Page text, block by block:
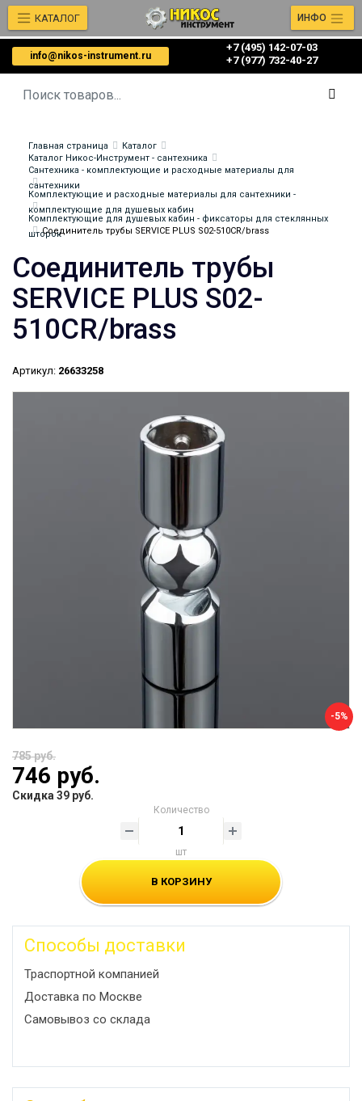
info@nikos-instrument.ru
+7 (495) 142-07-03
‎‎+7 (977) 732-40-27
КАТАЛОГ ИНФО
Главная страница
Каталог
Каталог Никос-Инструмент - сантехника
Сантехника - комплектующие и расходные материалы для
сантехники
Комплектующие и расходные материалы для сантехники -
комплектующие для душевых кабин
Комплектующие для душевых кабин - фиксаторы для стеклянных
шторок
Соединитель трубы SERVICE PLUS S02-510CR/brass
Соединитель трубы
SERVICE PLUS S02-
510CR/brass
Артикул: 26633258
-5%
785 руб.
746 руб.
Скидка 39 руб.
Количество
шт
В КОРЗИНУ
Способы доставки
Траспортной компанией
Доставка по Москве
Самовывоз со склада